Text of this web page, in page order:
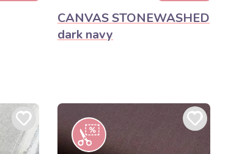
CANVAS STONEWASHED
dark navy